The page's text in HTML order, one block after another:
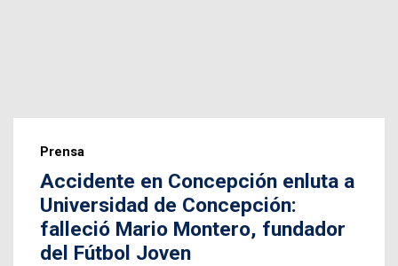
Prensa
Accidente en Concepción enluta a
Universidad de Concepción:
falleció Mario Montero, fundador
del Fútbol Joven